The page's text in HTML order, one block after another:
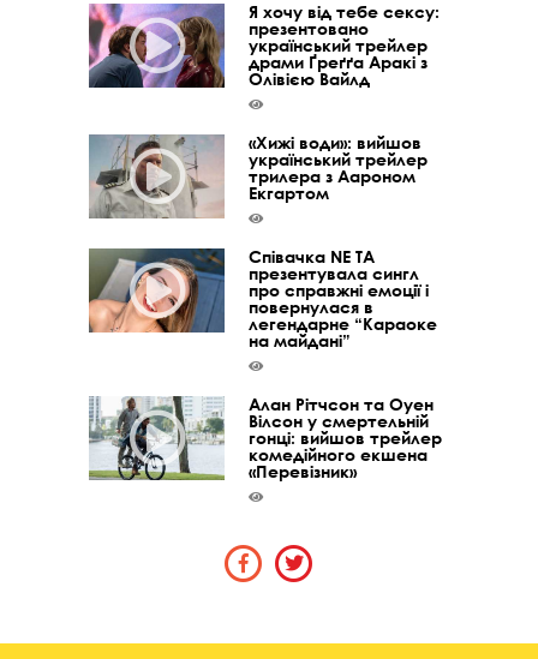
Я хочу від тебе сексу:
презентовано
український трейлер
драми Ґреґґа Аракі з
Олівією Вайлд
«Хижі води»: вийшов
український трейлер
трилера з Аароном
Екгартом
Співачка NE TA
презентувала сингл
про справжні емоції і
повернулася в
легендарне “Караоке
на майдані”
Алан Рітчсон та Оуен
Вілсон у смертельній
гонці: вийшов трейлер
комедійного екшена
«Перевізник»